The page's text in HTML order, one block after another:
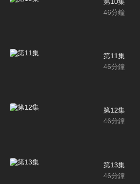
46分鐘
第11集
46分鐘
第12集
46分鐘
第13集
46分鐘